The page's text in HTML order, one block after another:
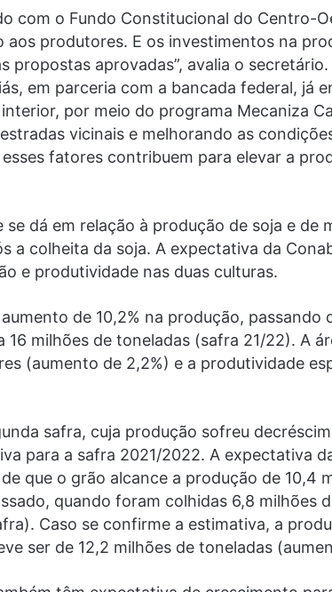
com o Fundo Constitucional do Centro-
produtores. E os investimentos na
propostas aprovadas”, avalia o
em parceria com a bancada federal, já
por meio do programa Mecaniza
vicinais e melhorando as
fatores contribuem para elevar a
se dá em relação à produção de soja e de
a colheita da soja. A expectativa da
e produtividade nas duas culturas.
de 10,2% na produção, passando
16 milhões de toneladas (safra 21/22). A
(aumento de 2,2%) e a produtividade
safra, cuja produção sofreu
para a safra 2021/2022. A expectativa
que o grão alcance a produção de 10,4
quando foram colhidas 6,8 milhões
Caso se confirme a estimativa, a
ser de 12,2 milhões de toneladas